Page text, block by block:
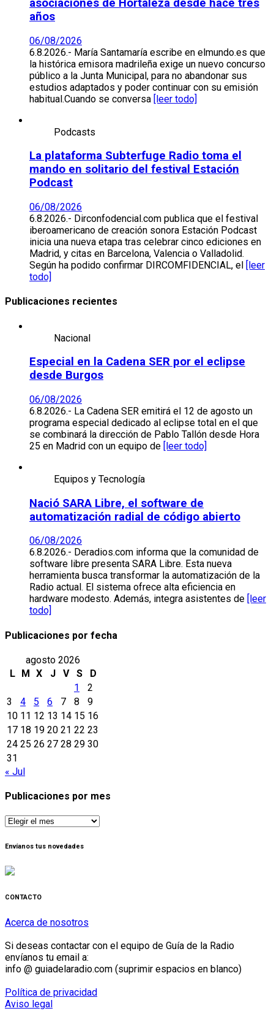
asociaciones de Hortaleza desde hace tres
años
06/08/2026
6.8.2026.- María Santamaría escribe en elmundo.es que
la histórica emisora madrileña exige un nuevo concurso
público a la Junta Municipal, para no abandonar sus
estudios adaptados y poder continuar con su emisión
habitual.Cuando se conversa [leer todo]
Podcasts
La plataforma Subterfuge Radio toma el
mando en solitario del festival Estación
Podcast
06/08/2026
6.8.2026.- Dirconfodencial.com publica que el festival
iberoamericano de creación sonora Estación Podcast
inicia una nueva etapa tras celebrar cinco ediciones en
Madrid, y citas en Barcelona, Valencia o Valladolid.
Según ha podido confirmar DIRCOMFIDENCIAL, el [leer
todo]
Publicaciones recientes
Nacional
Especial en la Cadena SER por el eclipse
desde Burgos
06/08/2026
6.8.2026.- La Cadena SER emitirá el 12 de agosto un
programa especial dedicado al eclipse total en el que
se combinará la dirección de Pablo Tallón desde Hora
25 en Madrid con un equipo de [leer todo]
Equipos y Tecnología
Nació SARA Libre, el software de
automatización radial de código abierto
06/08/2026
6.8.2026.- Deradios.com informa que la comunidad de
software libre presenta SARA Libre. Esta nueva
herramienta busca transformar la automatización de la
Radio actual. El sistema ofrece alta eficiencia en
hardware modesto. Además, integra asistentes de
[leer
todo]
Publicaciones por fecha
agosto 2026
L
M X J V S
D
1
2
3
4 5 6 7 8
9
10 11 12 13 14 15 16
17 18 19 20 21 22 23
24 25 26 27 28 29 30
31
« Jul
Publicaciones por mes
Publicaciones
mes
Envíanos tus novedades
CONTACTO
Acerca de nosotros
Si deseas contactar con el equipo de Guía de la Radio
envíanos tu email a:
info @ guiadelaradio.com (suprimir espacios en blanco)
Política de privacidad
Aviso legal